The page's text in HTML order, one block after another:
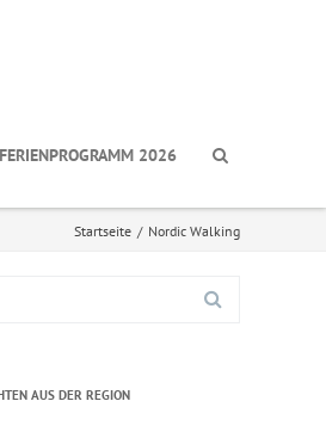
FERIENPROGRAMM 2026
Startseite / Nordic Walking
AUS DER REGION